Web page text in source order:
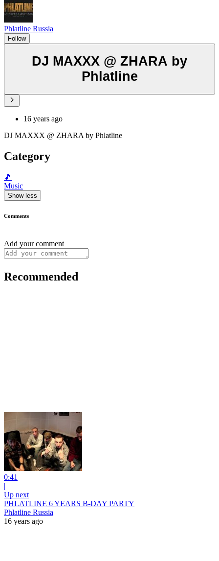
Phlatline Russia
Follow
DJ MAXXX @ ZHARA by
Phlatline
16 years ago
DJ MAXXX @ ZHARA by Phlatline
Category
🎵
Music
Show less
Comments
Add your comment
Recommended
0:41
|
Up next
PHLATLINE 6 YEARS B-DAY PARTY
Phlatline Russia
16 years ago